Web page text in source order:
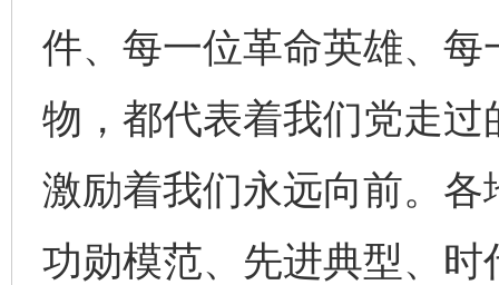
件、每一位革命英雄、
物，都代表着我们党走
激励着我们永远向前。
功勋模范、先进典型、